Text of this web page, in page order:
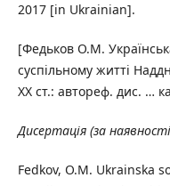
2017 [in Ukrainian].
[Федьков О.М.
суспільному житті
ХХ ст.: автореф. дис. …
Дисертація (за
Fedkov, O.M. Ukrainska